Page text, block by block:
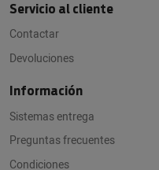
Servicio al cliente
Contactar
Devoluciones
Información
Sistemas entrega
Preguntas frecuentes
Condiciones